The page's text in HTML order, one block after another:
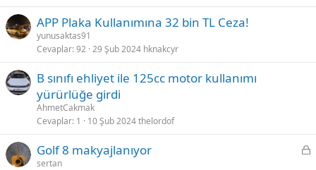
APP Plaka Kullanımına 32 bin TL Ceza!
yunusaktas91
Cevaplar 92 29 Şub 2024 hknakcyr
B sınıfı ehliyet ile 125cc motor kullanımı
yürürlüğe girdi
AhmetCakmak
Cevaplar 1 10 Şub 2024thelordof
K
Golf 8 makyajlanıyor
sertan